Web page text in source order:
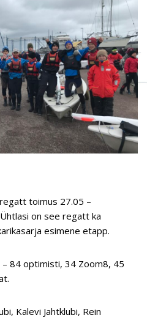
toimus 27.05 –
on see regatt ka
esimene etapp.
84 optimisti, 34 Zoom8, 45
Kalevi Jahtklubi, Rein